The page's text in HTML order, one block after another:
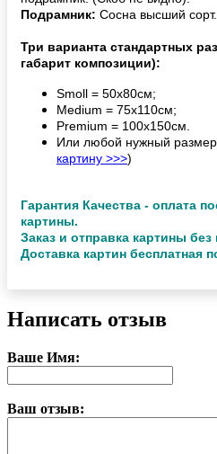
Подрамник: Сосна высший сорт.
Три варианта стандартных
габарит композиции):
Smoll = 50х80см;
Medium = 75х110см;
Premium = 100х150см.
Или любой нужный размер
картину >>>)
Гарантия Качества - оплата
картины.
Заказ и отправка картины
Доставка картин бесплатная
Написать отзыв
Ваше Имя:
Ваш отзыв: